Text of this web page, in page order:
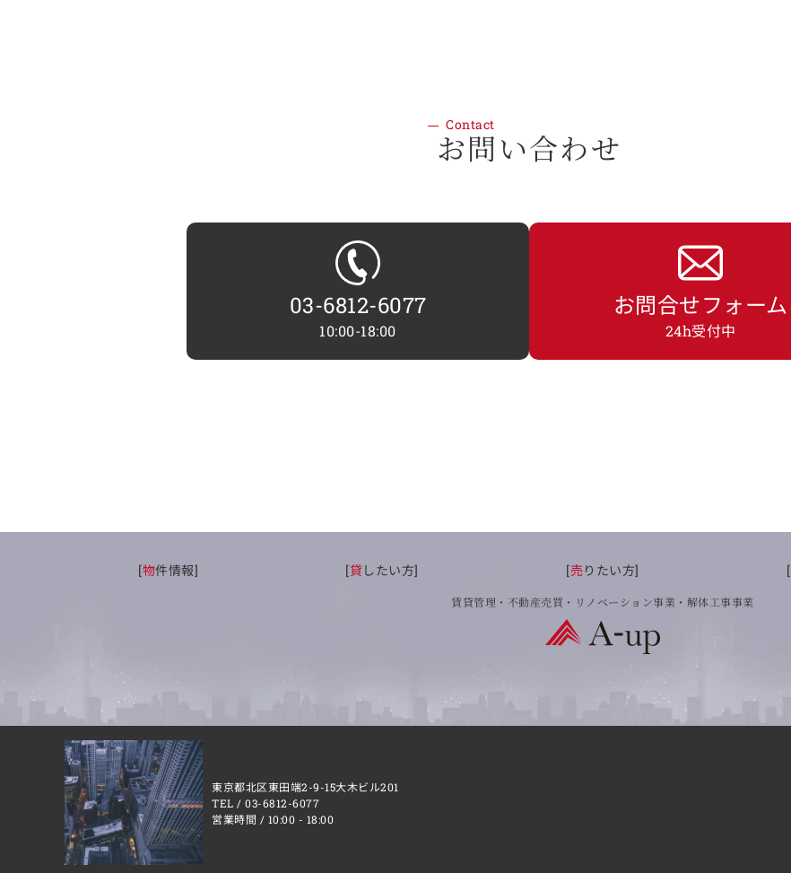
Contact
お問い合わせ
03-6812-6077
10:00-18:00
お問合せフォーム
24h受付中
[物件情報] [貸 したい方] [売 りたい方] [
賃貸管理・不動産売買・リノベーション事業・解体工事事業
東京都北区東田端2-9-15大木ビル201
TEL / 03-6812-6077
営業時間 / 10:00 - 18:00